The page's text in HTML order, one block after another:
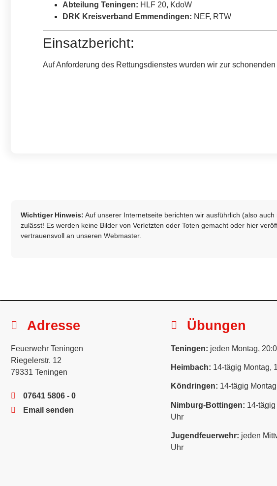
Abteilung Teningen: HLF 20, KdoW
DRK Kreisverband Emmendingen: NEF, RTW
Einsatzbericht:
Auf Anforderung des Rettungsdienstes wurden wir zur
Wichtiger Hinweis: Auf unserer Internetseite berichten wir ausführlich (also
zulässt! Es werden keine Bilder von Verletzten oder Toten gemacht oder hier
vertrauensvoll an unseren Webmaster.
Adresse
Feuerwehr Teningen
Riegelerstr. 12
79331 Teningen
07641 5806 - 0
Email senden
Übungen
Teningen: jeden Montag,
Heimbach: 14-tägig Montag,
Köndringen: 14-tägig
Nimburg-Bottingen: 14-
Uhr
Jugendfeuerwehr: jeden
Uhr